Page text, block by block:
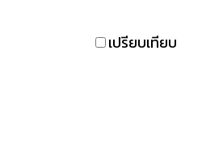
เปรียบเทียบ